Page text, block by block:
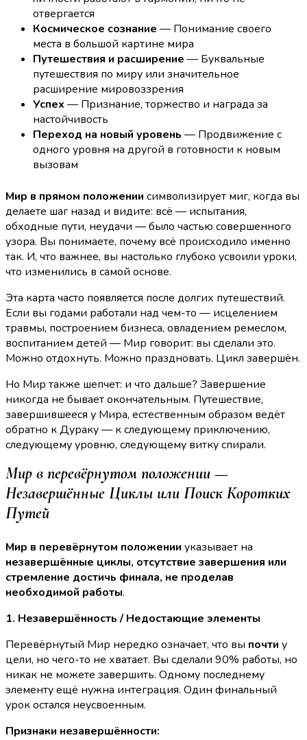
отвергается
Космическое сознание — Понимание своего
места в большой картине мира
Путешествия и расширение — Буквальные
путешествия по миру или значительное
расширение мировоззрения
Успех — Признание, торжество и награда за
настойчивость
Переход на новый уровень — Продвижение с
одного уровня на другой в готовности к новым
вызовам
Мир в прямом положении символизирует миг, когда вы
делаете шаг назад и видите: всё — испытания,
обходные пути, неудачи — было частью совершенного
узора. Вы понимаете, почему всё происходило именно
так. И, что важнее, вы настолько глубоко усвоили уроки,
что изменились в самой основе.
Эта карта часто появляется после долгих путешествий.
Если вы годами работали над чем-то — исцелением
травмы, построением бизнеса, овладением ремеслом,
воспитанием детей — Мир говорит: вы сделали это.
Можно отдохнуть. Можно праздновать. Цикл завершён.
Но Мир также шепчет: и что дальше? Завершение
никогда не бывает окончательным. Путешествие,
завершившееся у Мира, естественным образом ведёт
обратно к Дураку — к следующему приключению,
следующему уровню, следующему витку спирали.
Мир в перевёрнутом положении —
Незавершённые Циклы или Поиск Коротких
Путей
Мир в перевёрнутом положении указывает на
незавершённые циклы, отсутствие завершения или
стремление достичь финала, не проделав
необходимой работы.
1. Незавершённость / Недостающие элементы
Перевёрнутый Мир нередко означает, что вы почти у
цели, но чего-то не хватает. Вы сделали 90% работы, но
никак не можете завершить. Одному последнему
элементу ещё нужна интеграция. Один финальный
урок остался неусвоенным.
Признаки незавершённости: